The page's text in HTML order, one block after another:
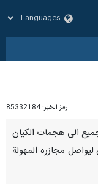
رمز الخبر: 85332184
جميع الى هجمات الكيان
مجازره المهولة